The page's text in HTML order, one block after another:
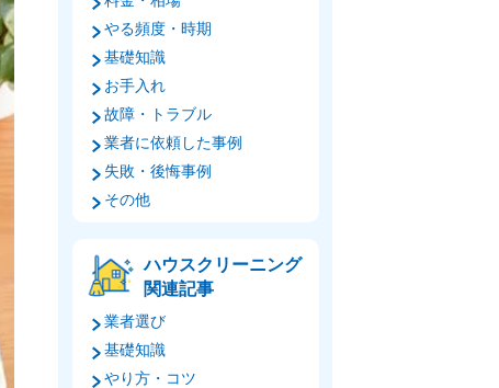
やる頻度・時期
基礎知識
お手入れ
故障・トラブル
業者に依頼した事例
失敗・後悔事例
その他
ハウスクリーニング
関連記事
業者選び
基礎知識
やり方・コツ